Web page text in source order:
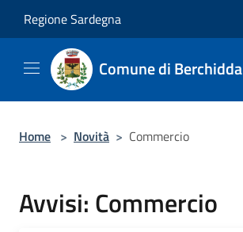
Regione Sardegna
Comune di Berchidda
Home > Novità > Commercio
Avvisi: Commercio